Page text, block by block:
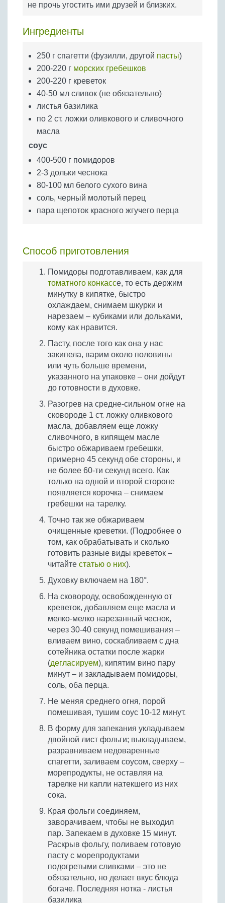
Бобовые
Крупы
не прочь угостить ими друзей и близких.
Ингредиенты
250 г спагетти (фузилли, другой пасты)
200-220 г морских гребешков
200-220 г креветок
40-50 мл сливок (не обязательно)
листья базилика
по 2 ст. ложки оливкового и сливочного
масла
соус
400-500 г помидоров
2-3 дольки чеснока
80-100 мл белого сухого вина
соль, черный молотый перец
пара щепоток красного жгучего перца
Способ приготовления
Помидоры подготавливаем, как для
томатного конкассе, то есть держим
минутку в кипятке, быстро
охлаждаем, снимаем шкурки и
нарезаем – кубиками или дольками,
кому как нравится.
Пасту, после того как она у нас
закипела, варим около половины
или чуть больше времени,
указанного на упаковке – они дойдут
до готовности в духовке.
Разогрев на средне-сильном огне на
сковороде 1 ст. ложку оливкового
масла, добавляем еще ложку
сливочного, в кипящем масле
быстро обжариваем гребешки,
примерно 45 секунд обе стороны, и
не более 60-ти секунд всего. Как
только на одной и второй стороне
появляется корочка – снимаем
гребешки на тарелку.
Точно так же обжариваем
очищенные креветки. (Подробнее о
том, как обрабатывать и сколько
готовить разные виды креветок –
читайте статью о них).
Духовку включаем на 180°.
На сковороду, освобожденную от
креветок, добавляем еще масла и
мелко-мелко нарезанный чеснок,
через 30-40 секунд помешивания –
вливаем вино, соскабливаем с дна
сотейника остатки после жарки
(дегласируем), кипятим вино пару
минут – и закладываем помидоры,
соль, оба перца.
Не меняя среднего огня, порой
помешивая, тушим соус 10-12 минут.
В форму для запекания укладываем
двойной лист фольги; выкладываем,
разравниваем недоваренные
спагетти, заливаем соусом, сверху –
морепродукты, не оставляя на
тарелке ни капли натекшего из них
сока.
Края фольги соединяем,
заворачиваем, чтобы не выходил
пар. Запекаем в духовке 15 минут.
Раскрыв фольгу, поливаем готовую
пасту с морепродуктами
подогретыми сливками – это не
обязательно, но делает вкус блюда
богаче. Последняя нотка - листья
базилика